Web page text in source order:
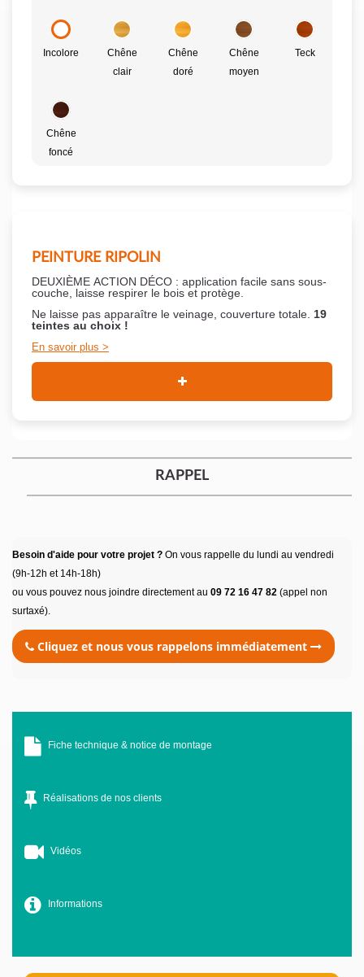
Incolore
Chêne
clair
Chêne
doré
Chêne
moyen
Teck
Chêne
foncé
PEINTURE RIPOLIN
DEUXIÈME ACTION DÉCO : application facile sans sous-
couche, laisse respirer le bois et protège.
Ne laisse pas apparaître le veinage, couverture totale. 19
teintes au choix !
En savoir plus
RAPPEL
Besoin d'aide pour votre projet ? On vous rappelle du lundi au vendredi
(9h-12h et 14h-18h)
ou vous pouvez nous joindre directement au 09 72 16 47 82 (appel non
surtaxé).
Cliquez et nous vous rappelons immédiatement
Fiche technique & notice de montage
Réalisations de nos clients
Vidéos
Informations